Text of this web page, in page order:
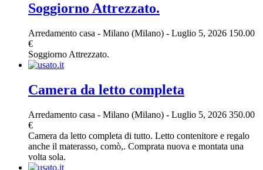
Soggiorno Attrezzato.
Arredamento casa - Milano (Milano) - Luglio 5, 2026 150.00
€
Soggiorno Attrezzato.
Camera da letto completa
Arredamento casa - Milano (Milano) - Luglio 5, 2026 350.00
€
Camera da letto completa di tutto. Letto contenitore e regalo
anche il materasso, comò,. Comprata nuova e montata una
volta sola.